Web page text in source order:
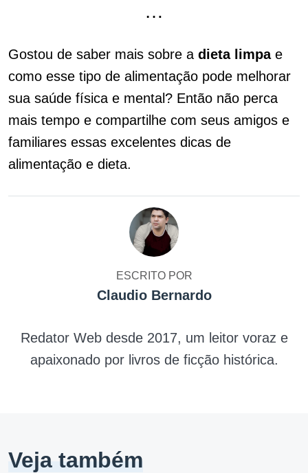
…
Gostou de saber mais sobre a dieta limpae
como esse tipo de alimentação pode melhorar
sua saúde física e mental? Então não perca
mais tempo e compartilhe com seus amigos e
familiares essas excelentes dicas de
alimentação e dieta.
ESCRITO POR
Claudio Bernardo
Redator Web desde 2017, um leitor voraz e
apaixonado por livros de ficção histórica.
Veja também